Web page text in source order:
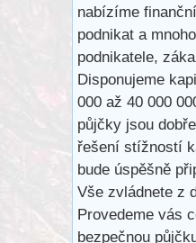
nabízíme
podnikat a
podnikatele,
Disponujeme
000 až 40 000
půjčky jsou
řešení stížností
bude úspěšně
Vše zvládnete z
Provedeme vás
bezpečnou